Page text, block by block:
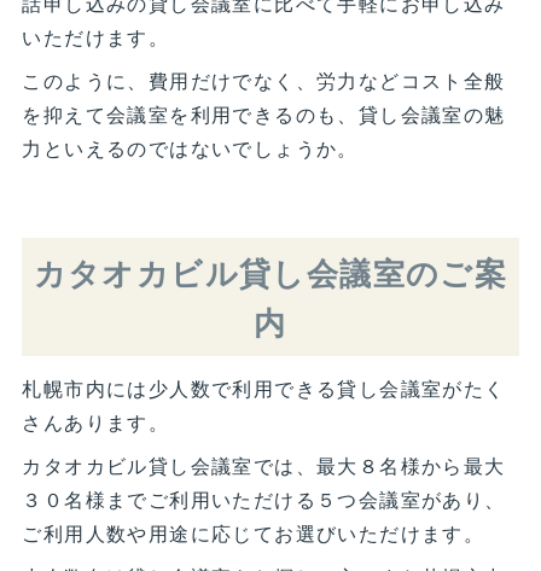
いただけます。
このように、費用だけでなく、労力などコスト全般
を抑えて会議室を利用できるのも、貸し会議室の魅
力といえるのではないでしょうか。
カタオカビル貸し会議室のご案
内
札幌市内には少人数で利用できる貸し会議室がたく
さんあります。
カタオカビル貸し会議室では、最大８名様から最大
３０名様までご利用いただける５つ会議室があり、
ご利用人数や用途に応じてお選びいただけます。